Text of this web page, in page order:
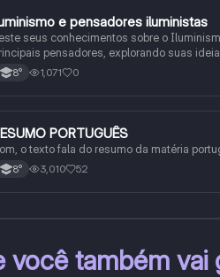
História e pensadores iluministas
seus conhecimentos sobre o
pensadores, explorando suas
histórico.
8° 1,071 0
Português PORTUGUÊS
o texto fala do resumo da matéria
8° 3,010 52
você também vai